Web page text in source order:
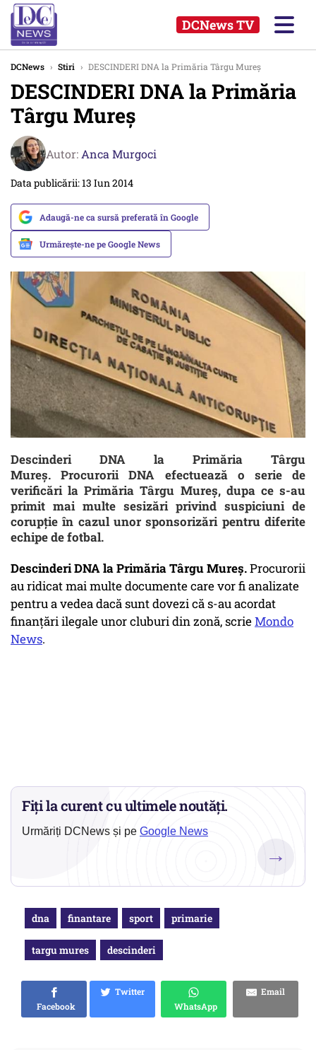
DCNews TV
DCNews › Stiri › DESCINDERI DNA la Primăria Târgu Mureș
DESCINDERI DNA la Primăria
Târgu Mureș
Autor: Anca Murgoci
Data publicării: 13 Iun 2014
Adaugă-ne ca sursă preferată în Google
Urmărește-ne pe Google News
Descinderi DNA la Primăria Târgu
Mureş. Procurorii DNA efectuează o serie de
verificări la Primăria Târgu Mureș, dupa ce s-au
primit mai multe sesizări privind suspiciuni de
corupție în cazul unor sponsorizări pentru diferite
echipe de fotbal.
Descinderi DNA la Primăria Târgu Mureş.Procurorii
au ridicat mai multe documente care vor fi analizate
pentru a vedea dacă sunt dovezi că s-au acordat
finanțări ilegale unor cluburi din zonă, scrieMondo
News.
Fiți la curent cu ultimele noutăți.
Urmăriți DCNews și pe Google News
→
dna finantare sport primarie
targu mures descinderi
Facebook
Twitter
WhatsApp
Email